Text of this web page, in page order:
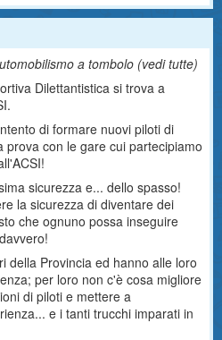
a tombolo (vedi tutte)
Dilettantistica si trova a
di formare nuovi piloti di
prova con le gare cui partecipiamo
sicurezza e... dello spasso!
la sicurezza di diventare dei
che ognuno possa inseguire
della Provincia ed hanno alle loro
per loro non c'è cosa migliore
di piloti e mettere a
e i tanti trucchi imparati in